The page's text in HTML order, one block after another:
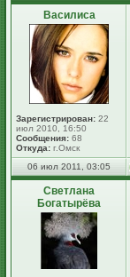
Василиса
Зарегистрирован: 22
июл 2010, 16:50
Сообщения: 68
Откуда: г.Омск
06 июл 2011, 03:05
Светлана
Богатырёва